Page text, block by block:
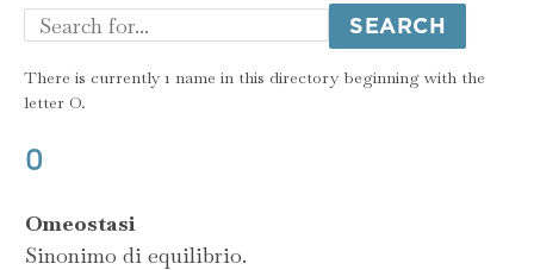
There is currently 1 name in this directory beginning with the
letter O.
O
Omeostasi
Sinonimo di equilibrio.